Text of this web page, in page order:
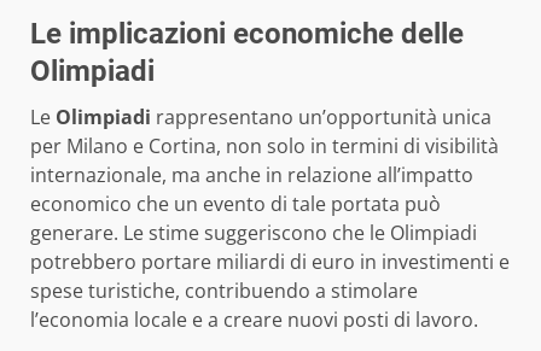
Le implicazioni economiche delle
Olimpiadi
Le Olimpiadi rappresentano un’opportunità unica
per Milano e Cortina, non solo in termini di visibilità
internazionale, ma anche in relazione all’impatto
economico che un evento di tale portata può
generare. Le stime suggeriscono che le Olimpiadi
potrebbero portare miliardi di euro in investimenti e
spese turistiche, contribuendo a stimolare
l’economia locale e a creare nuovi posti di lavoro.